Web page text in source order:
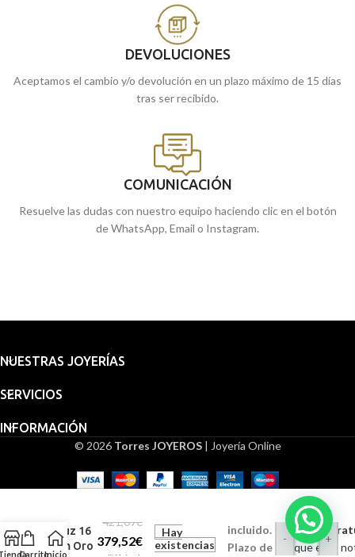
DEVOLUCIONES
Aceptamos el cambio y/o devolución en un plazo máximo de 15 días
tras ser recibido.
COMUNICACIÓN
Resuelve las dudas con nuestro equipo haciendo clic en el botón
de WhatsApp, Email o Instagram.
NUESTRAS JOYERÍAS
SERVICIOS
INFORMACIÓN
© 2026 Torres JOYEROS| Joyería Online
CarritoInicio
Medalla
Santa
Cruz 16
mm Oro
421,69€
379,52€
Hay
existencias
Embalaje
incluido.
Plazo de
- +
Grabado
Indique en la